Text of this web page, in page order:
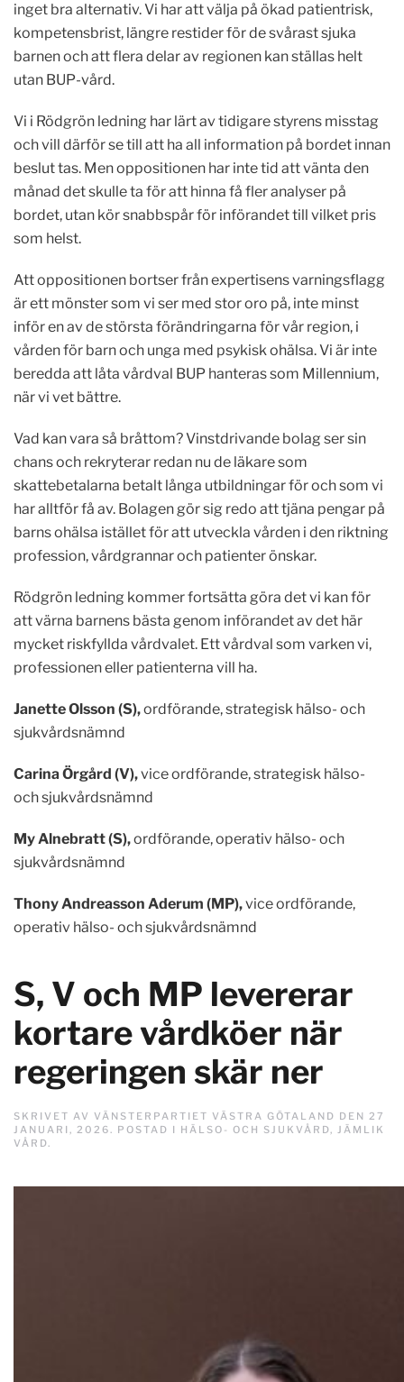
inget bra alternativ. Vi har att välja på ökad patientrisk,
kompetensbrist, längre restider för de svårast sjuka
barnen och att flera delar av regionen kan ställas helt
utan BUP-vård.
Vi i Rödgrön ledning har lärt av tidigare styrens misstag
och vill därför se till att ha all information på bordet innan
beslut tas. Men oppositionen har inte tid att vänta den
månad det skulle ta för att hinna få fler analyser på
bordet, utan kör snabbspår för införandet till vilket pris
som helst.
Att oppositionen bortser från expertisens varningsflagg
är ett mönster som vi ser med stor oro på, inte minst
inför en av de största förändringarna för vår region, i
vården för barn och unga med psykisk ohälsa. Vi är inte
beredda att låta vårdval BUP hanteras som Millennium,
när vi vet bättre.
Vad kan vara så bråttom? Vinstdrivande bolag ser sin
chans och rekryterar redan nu de läkare som
skattebetalarna betalt långa utbildningar för och som vi
har alltför få av. Bolagen gör sig redo att tjäna pengar på
barns ohälsa istället för att utveckla vården i den riktning
profession, vårdgrannar och patienter önskar.
Rödgrön ledning kommer fortsätta göra det vi kan för
att värna barnens bästa genom införandet av det här
mycket riskfyllda vårdvalet. Ett vårdval som varken vi,
professionen eller patienterna vill ha.
Janette Olsson (S),ordförande, strategisk hälso- och
sjukvårdsnämnd
Carina Örgård (V),vice ordförande, strategisk hälso-
och sjukvårdsnämnd
My Alnebratt (S),ordförande, operativ hälso- och
sjukvårdsnämnd
Thony Andreasson Aderum (MP),vice ordförande,
operativ hälso- och sjukvårdsnämnd
S, V och MP levererar
kortare vårdköer när
regeringen skär ner
SKRIVET AV VÄNSTERPARTIET VÄSTRA GÖTALAND DEN 27
JANUARI, 2026. POSTAD I HÄLSO- OCH SJUKVÅRD, JÄMLIK
VÅRD.